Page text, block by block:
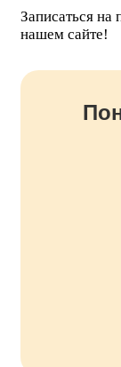
Записаться
нашем сайте!